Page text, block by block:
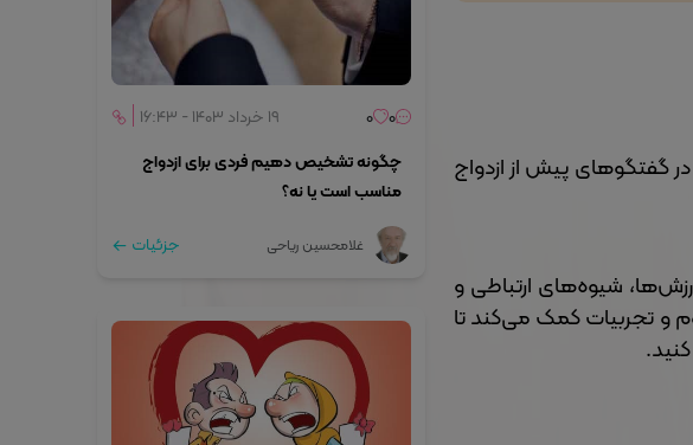
گفتگو‌های پیش از ازدواج
شیوه‌های ارتباطی و
و تجربیات کمک می‌کند تا
0
0 ۱۹ خرداد ۱۴۰۳ - ۱۶:۴۳
چگونه تشخیص دهیم فردی برای ازدواج
مناسب است یا نه؟
غلامحسین ریاحی جزئیات